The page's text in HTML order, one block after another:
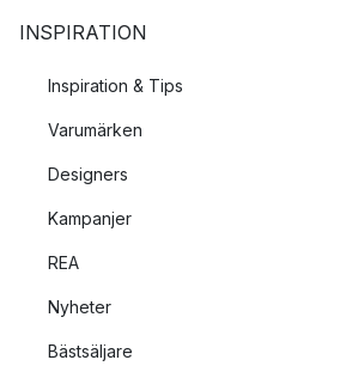
INSPIRATION
Inspiration & Tips
Varumärken
Designers
Kampanjer
REA
Nyheter
Bästsäljare